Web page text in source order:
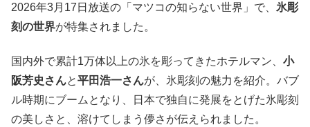
2026年3月17日放送の「マツコの知らない世界」で、 氷彫
刻の世界が特集されました。
国内外で累計1万体以上の氷を彫ってきたホテルマン、 小
阪芳史さんと平田浩一さんが、氷彫刻の魅力を紹介。バブ
ル時期にブームとなり、日本で独自に発展をとげた氷彫刻
の美しさと、溶けてしまう儚さが伝えられました。